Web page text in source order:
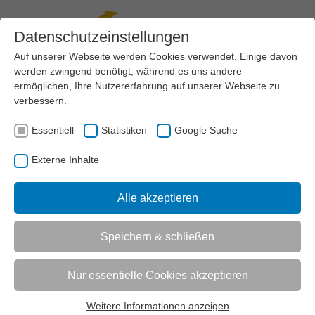
Menü
SPORTENTWICKLUNG SPORTABZEICHEN
UNTERMENÜ
Informationen zum Readspeaker öffnen
Sportabzeichen
das Deutsche Sportabzeichen.
Datenschutzeinstellungen
Auf unserer Webseite werden Cookies verwendet. Einige davon
werden zwingend benötigt, während es uns andere
ermöglichen, Ihre Nutzererfahrung auf unserer Webseite zu
verbessern.
Essentiell Statistiken Google Suche
Externe Inhalte
Alle akzeptieren
Speichern & schließen
Nur essentielle Cookies akzeptieren
Weitere Informationen anzeigen